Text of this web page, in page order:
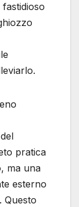
pratica
ma una
esterno
Questo